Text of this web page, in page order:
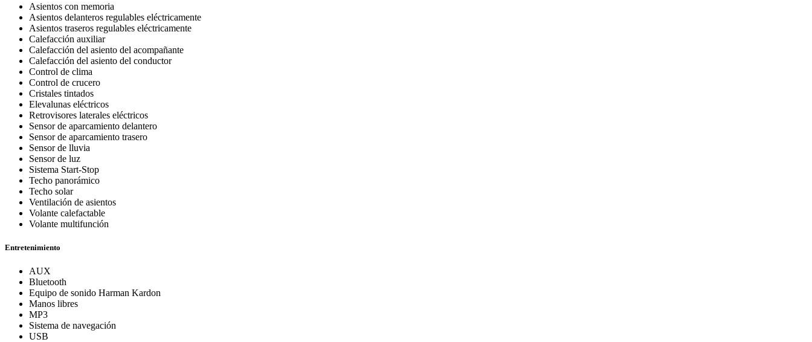
Asientos con memoria
Asientos delanteros regulables eléctricamente
Asientos traseros regulables eléctricamente
Calefacción auxiliar
Calefacción del asiento del acompañante
Calefacción del asiento del conductor
Control de clima
Control de crucero
Cristales tintados
Elevalunas eléctricos
Retrovisores laterales eléctricos
Sensor de aparcamiento delantero
Sensor de aparcamiento trasero
Sensor de lluvia
Sensor de luz
Sistema Start-Stop
Techo panorámico
Techo solar
Ventilación de asientos
Volante calefactable
Volante multifunción
Entretenimiento
AUX
Bluetooth
Equipo de sonido Harman Kardon
Manos libres
MP3
Sistema de navegación
USB